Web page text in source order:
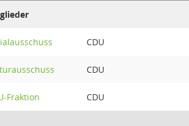
CDU
CDU
Fraktion CDU